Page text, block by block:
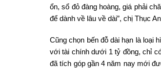
ổn, sổ đỏ đàng hoàng, giá phải
để dành về lâu về dài”, chị Thục
Cũng chọn bến đỗ dài hạn là loại
với tài chính dưới 1 tỷ đồng, chỉ
đã tích góp gần 4 năm nay mới